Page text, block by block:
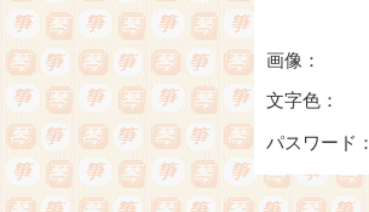
画像：
文字色：
パスワード：